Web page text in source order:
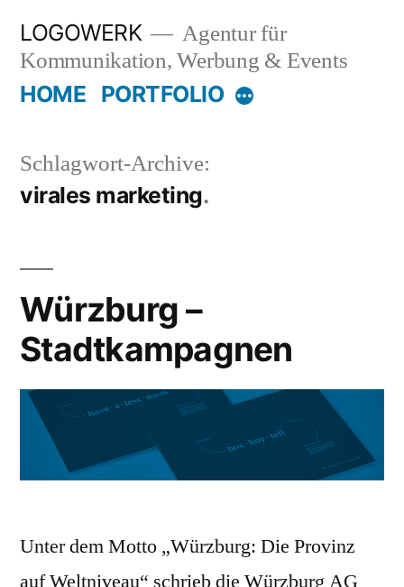
Inhalt
springen
LOGOWERK
Agentur für
Kommunikation, Werbung & Events
HOME PORTFOLIO Mehr
Schlagwort-Archive:
virales marketing
Würzburg –
Stadtkampagnen
Unter dem Motto „Würzburg: Die Provinz
auf Weltniveau“ schrieb die Würzburg AG